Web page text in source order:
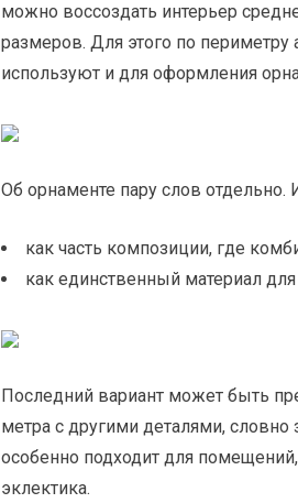
можно воссоздать интерьер
размеров. Для этого по
используют и для оформления
Об орнаменте пару слов
как часть композиции, где
как единственный материал
Последний вариант может быть
метра с другими деталями,
особенно подходит для
эклектика.